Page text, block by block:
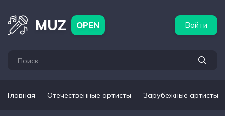
MUZ OPEN Войти
Главная Отечественные артисты Зарубежные артисты
артисты Популярные подборки